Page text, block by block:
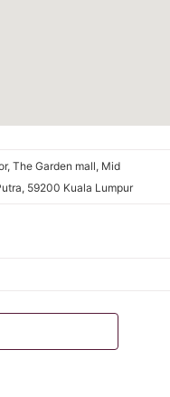
The Garden mall, Mid
59200 Kuala Lumpur